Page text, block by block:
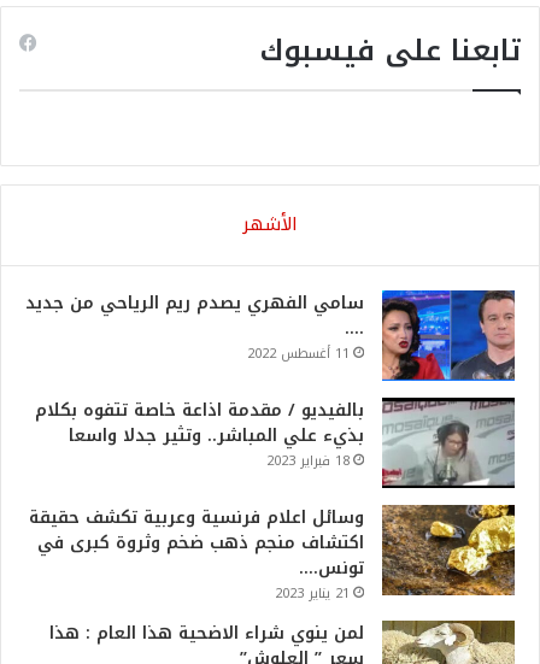
تابعنا على فيسبوك
الأشهر
سامي الفهري يصدم ريم الرياحي من جديد
….
11 أغسطس 2022
بالفيديو / مقدمة اذاعة خاصة تتفوه بكلام
بذيء علي المباشر.. وتثير جدلا واسعا
18 فبراير 2023
وسائل اعلام فرنسية وعربية تكشف حقيقة
اكتشاف منجم ذهب ضخم وثروة كبرى في
تونس….
21 يناير 2023
لمن ينوي شراء الاضحية هذا العام : هذا